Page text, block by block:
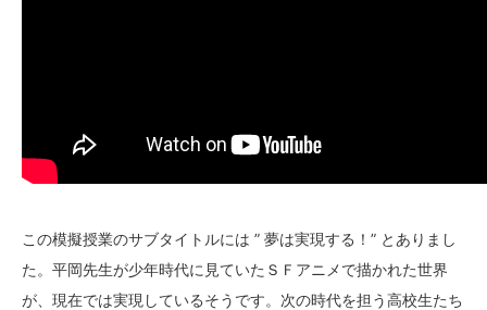
この模擬授業のサブタイトルには ” 夢は実現する！” とありまし
た。平岡先生が少年時代に見ていたＳＦアニメで描かれた世界
が、現在では実現しているそうです。次の時代を担う高校生たち